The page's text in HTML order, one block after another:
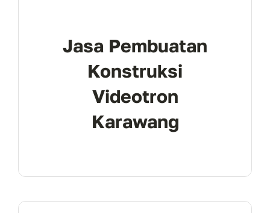
Jasa Pembuatan
Konstruksi
Videotron
Karawang